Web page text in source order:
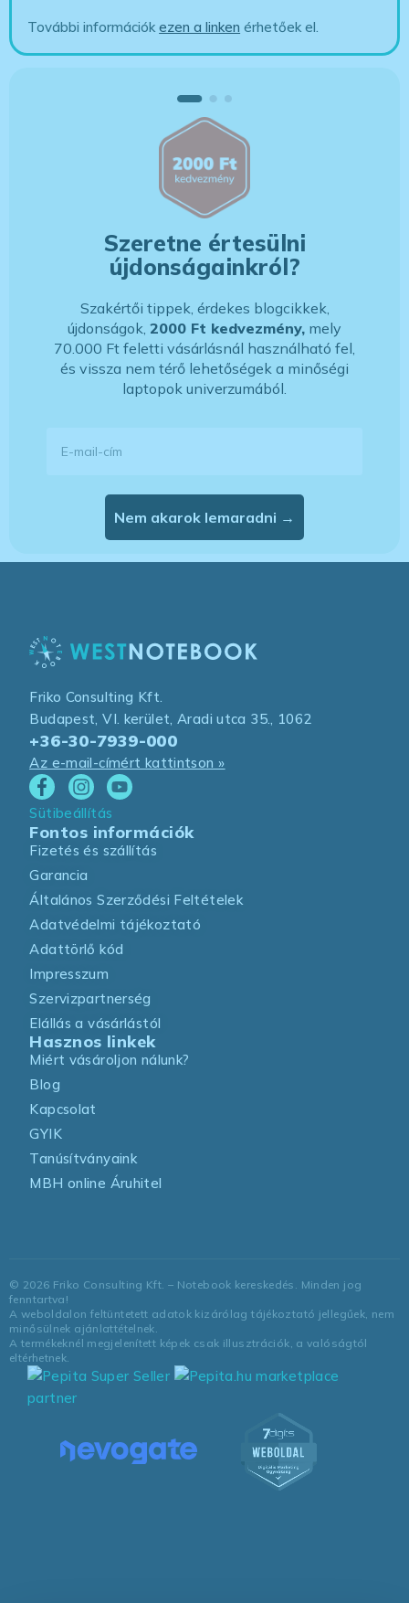
További információkezen a linken érhetőek el.
Szeretne értesülni
újdonságainkról?
Szakértői tippek, érdekes blogcikkek,
újdonságok, 2000 Ft kedvezmény, mely
70.000 Ft feletti vásárlásnál használható fel,
és vissza nem térő lehetőségek a minőségi
laptopok univerzumából.
Nem akarok lemaradni →
Friko Consulting Kft.
Budapest, VI. kerület, Aradi utca 35., 1062
+36-30-7939-000
Az e-mail-címért kattintson »
Sütibeállítás
Fontos információk
Fizetés és szállítás
Garancia
Általános Szerződési Feltételek
Adatvédelmi tájékoztató
Adattörlő kód
Impresszum
Szervizpartnerség
Elállás a vásárlástól
Hasznos linkek
Miért vásároljon nálunk?
Blog
Kapcsolat
GYIK
Tanúsítványaink
MBH online Áruhitel
© 2026 Friko Consulting Kft. – Notebook kereskedés. Minden jog
fenntartva!
A weboldalon feltüntetett adatok kizárólag tájékoztató jellegűek, nem
minősülnek ajánlattételnek.
A termékeknél megjelenített képek csak illusztrációk, a valóságtól
eltérhetnek.
marketplace
partner